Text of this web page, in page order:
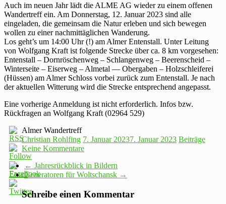
Auch im neuen Jahr lädt die ALME AG wieder zu einem offenen
Wandertreff ein. Am Donnerstag, 12. Januar 2023 sind alle
eingeladen, die gemeinsam die Natur erleben und sich bewegen
wollen zu einer nachmittäglichen Wanderung.
Los geht’s um 14:00 Uhr (!) am Almer Entenstall. Unter Leitung
von Wolfgang Kraft ist folgende Strecke über ca. 8 km vorgesehen:
Entenstall – Dornröschenweg – Schlangenweg – Beerenscheid –
Winterseite – Eiserweg – Almetal –– Obergaben – Holzschleiferei
(Hüssen) am Almer Schloss vorbei zurück zum Entenstall. Je nach
der aktuellen Witterung wird die Strecke entsprechend angepasst.
Eine vorherige Anmeldung ist nicht erforderlich. Infos bzw.
Rückfragen an Wolfgang Kraft (02964 529)
Almer Wandertreff
Christian Rohlfing 7. Januar 20237. Januar 2023 Beiträge
Keine Kommentare
← Jahresrückblick in Bildern
Generatoren für Woltschansk →
Schreibe einen Kommentar